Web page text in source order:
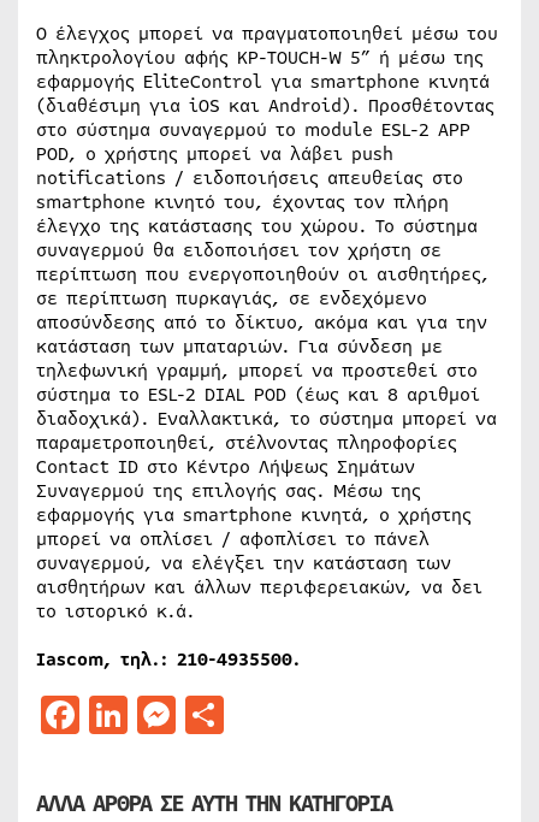
Ο έλεγχος μπορεί να πραγματοποιηθεί μέσω του
πληκτρολογίου αφής KP-TOUCH-W 5” ή μέσω της
εφαρμογής EliteControl για smartphone κινητά
(διαθέσιμη για iOS και Android). Προσθέτοντας
στο σύστημα συναγερμού το module ESL-2 APP
POD, ο χρήστης μπορεί να λάβει push
notifications / ειδοποιήσεις απευθείας στο
smartphone κινητό του, έχοντας τον πλήρη
έλεγχο της κατάστασης του χώρου. Το σύστημα
συναγερμού θα ειδοποιήσει τον χρήστη σε
περίπτωση που ενεργοποιηθούν οι αισθητήρες,
σε περίπτωση πυρκαγιάς, σε ενδεχόμενο
αποσύνδεσης από το δίκτυο, ακόμα και για την
κατάσταση των μπαταριών. Για σύνδεση με
τηλεφωνική γραμμή, μπορεί να προστεθεί στο
σύστημα το ESL-2 DIAL POD (έως και 8 αριθμοί
διαδοχικά). Εναλλακτικά, το σύστημα μπορεί να
παραμετροποιηθεί, στέλνοντας πληροφορίες
Contact ID στο Κέντρο Λήψεως Σημάτων
Συναγερμού της επιλογής σας. Μέσω της
εφαρμογής για smartphone κινητά, ο χρήστης
μπορεί να οπλίσει / αφοπλίσει το πάνελ
συναγερμού, να ελέγξει την κατάσταση των
αισθητήρων και άλλων περιφερειακών, να δει
το ιστορικό κ.ά.
Iascom, τηλ.: 210-4935500.
Facebook
LinkedIn
Messenger
ΑΛΛΑ ΑΡΘΡΑ ΣΕ ΑΥΤΗ ΤΗΝ ΚΑΤΗΓΟΡΙΑ